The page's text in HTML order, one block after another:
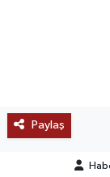
Paylaş
TREND